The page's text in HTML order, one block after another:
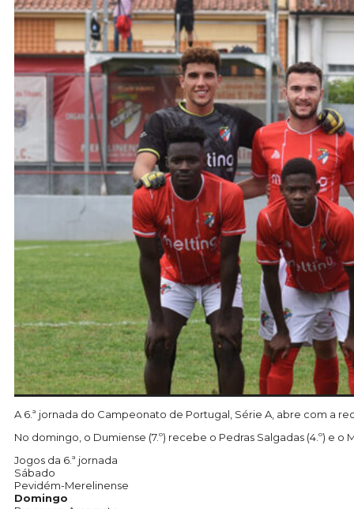
A 6.ª jornada do Campeonato de Portugal, Série A, abre com a
No domingo, o Dumiense (7.º) recebe o Pedras Salgadas (4.º) e
Jogos da 6.ª jornada
Sábado
Pevidém-Merelinense
Domingo